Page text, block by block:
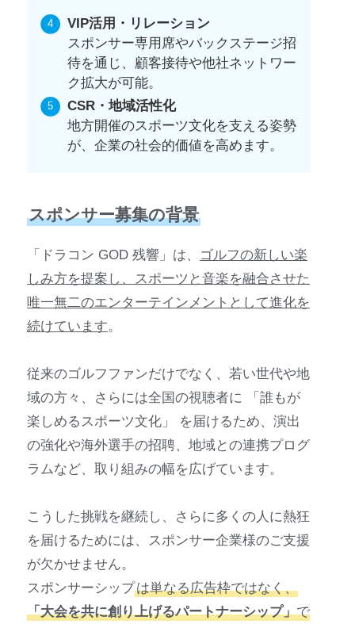
VIP活用・リレーション
スポンサー専用席やバックステージ招
待を通じ、顧客接待や他社ネットワー
ク拡大が可能。
CSR・地域活性化
地方開催のスポーツ文化を支える姿勢
が、企業の社会的価値を高めます。
スポンサー募集の背景
「ドラコン GOD 残響」は、
ゴルフの新しい楽
しみ方を提案し、スポーツと音楽を融合させた
唯一無二のエンターテインメントとして進化を
続けています。
従来のゴルフファンだけでなく、若い世代や地
域の方々、さらには全国の視聴者に 「誰もが
楽しめるスポーツ文化」 を届けるため、演出
の強化や海外選手の招聘、地域との連携プログ
ラムなど、取り組みの幅を広げています。
こうした挑戦を継続し、さらに多くの人に熱狂
を届けるためには、スポンサー企業様のご支援
が欠かせません。
スポンサーシップは単なる広告枠ではなく、
「大会を共に創り上げるパートナーシップ」で